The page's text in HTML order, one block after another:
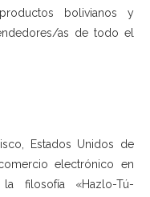
bolivianos y
as de todo el
Estados Unidos de
electrónico en
filosofía «Hazlo-Tú-